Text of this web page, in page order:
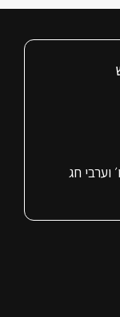
א-ה 09:00-19:00, ו׳ וערבי חג